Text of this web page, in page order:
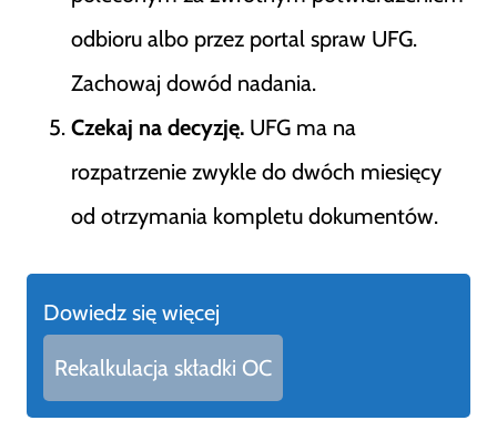
odbioru albo przez portal spraw UFG.
Zachowaj dowód nadania.
Czekaj na decyzję. UFG ma na
rozpatrzenie zwykle do dwóch miesięcy
od otrzymania kompletu dokumentów.
Dowiedz się więcej
Rekalkulacja składki OC